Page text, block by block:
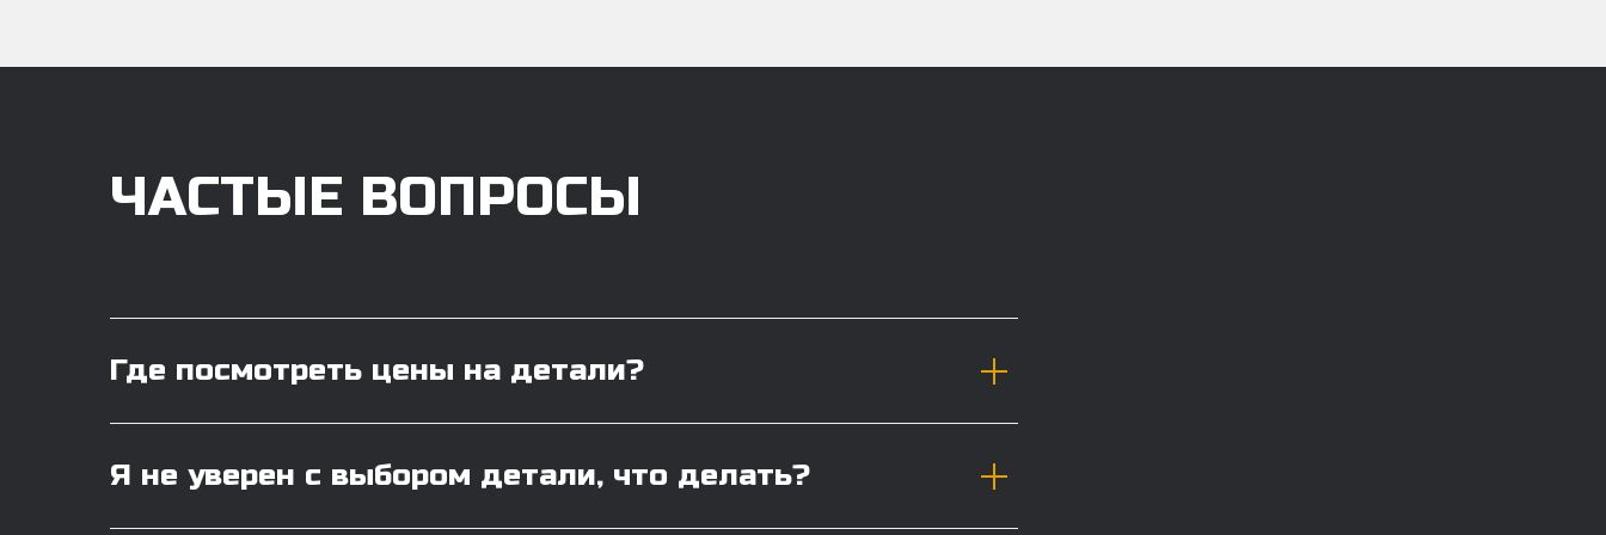
ЧАСТЫЕ ВОПРОСЫ
Где посмотреть цены на детали?
Я не уверен с выбором детали, что делать?